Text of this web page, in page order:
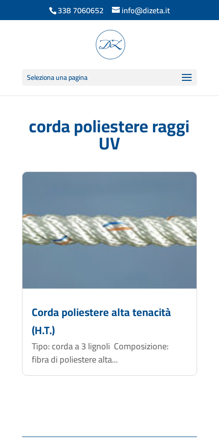
338 7060652 info@dizeta.it
Seleziona una pagina
corda poliestere raggi
UV
Corda poliestere alta tenacità
(H.T.)
Tipo: corda a 3 lignoli Composizione:
fibra di poliestere alta...